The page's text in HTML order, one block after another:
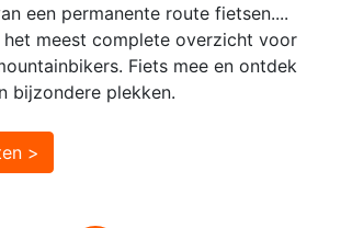
een permanente route fietsen....
meest complete overzicht voor
Fiets mee en ontdek
bijzondere plekken.
>